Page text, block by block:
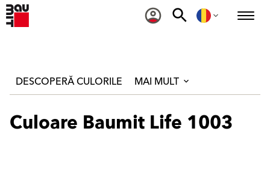
DESCOPERĂ CULORILE MAI MULT
Culoare Baumit Life 1003